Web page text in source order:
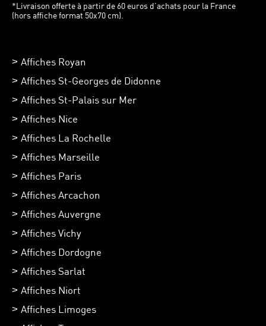
*Livraison offerte à partir de 60 euros d’achats pour la France
(hors affiche format 50x70 cm).
Affiches Royan
Affiches St-Georges de Didonne
Affiches St-Palais sur Mer
Affiches Nice
Affiches La Rochelle
Affiches Marseille
Affiches Paris
Affiches Arcachon
Affiches Auvergne
Affiches Vichy
Affiches Dordogne
Affiches Sarlat
Affiches Niort
Affiches Limoges